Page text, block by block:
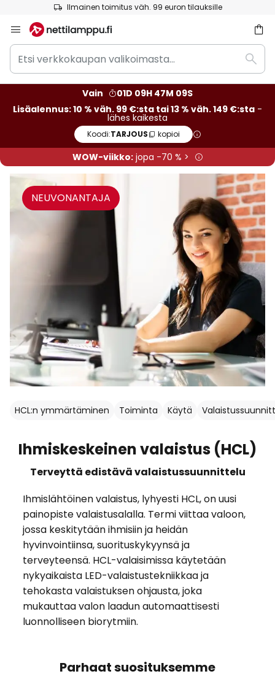
Ilmainen toimitus väh. 99 euron tilauksille
to
Content
Etsi
verkkokaupan
valikoimasta...
Etsi
Vain
01D 09H 47M 07S
Lisäalennus: 10 % väh. 99 €:sta tai 13 % väh. 149 €:sta -
lähes kaikesta
Koodi:TARJOUS kopioi
WOW-viikko:jopa -70 % >
NEUVONANTAJA
HCL:n ymmärtäminen Toiminta Käytä
Ihmiskeskeinen valaistus (HCL)
Terveyttä edistävä valaistussuunnittelu
Ihmislähtöinen valaistus, lyhyesti HCL, on uusi
painopiste valaistusalalla. Termi viittaa valoon,
jossa keskitytään ihmisiin ja heidän
hyvinvointiinsa, suorituskykyynsä ja
terveyteensä. HCL-valaisimissa käytetään
nykyaikaista LED-valaistustekniikkaa ja
tehokasta valaistuksen ohjausta, joka
mukauttaa valon laadun automaattisesti
luonnolliseen biorytmiin.
Parhaat suosituksemme